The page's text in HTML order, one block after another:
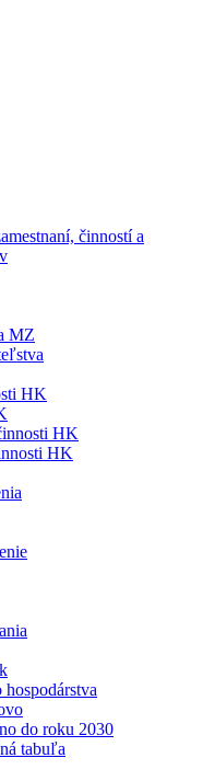
činností a
MZ
HK
HK
HK
do roku 2030
tabuľa